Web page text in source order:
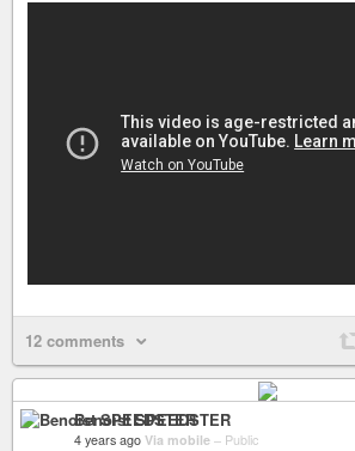
12 comments
Benoist SPEEDSTER
4 years ago Via mobile – Public